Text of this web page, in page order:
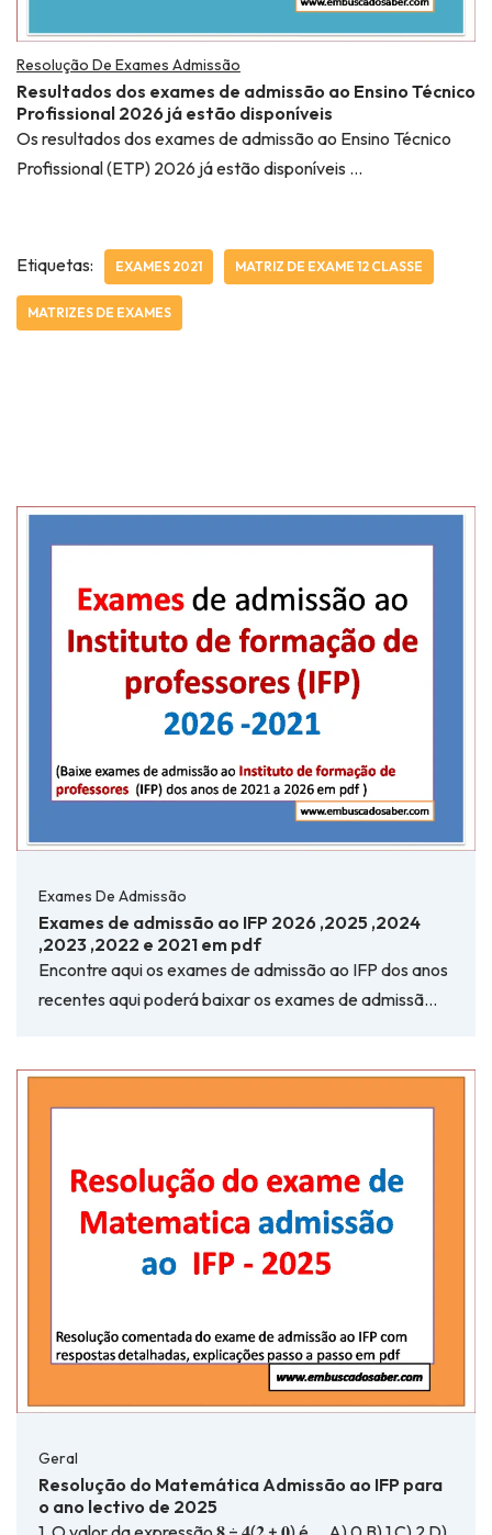
Resolução De Exames Admissão
Resultados dos exames de admissão ao Ensino Técnico
Profissional 2026 já estão disponíveis
Os resultados dos exames de admissão ao Ensino Técnico
Profissional (ETP) 2026 já estão disponíveis …
Etiquetas: EXAMES 2021 MATRIZ DE EXAME 12 CLASSE
MATRIZES DE EXAMES
Exames De Admissão
Exames de admissão ao IFP 2026 ,2025 ,2024
,2023 ,2022 e 2021 em pdf
Encontre aqui os exames de admissão ao IFP dos anos
recentes aqui poderá baixar os exames de admissã…
Geral
Resolução do Matemática Admissão ao IFP para
o ano lectivo de 2025